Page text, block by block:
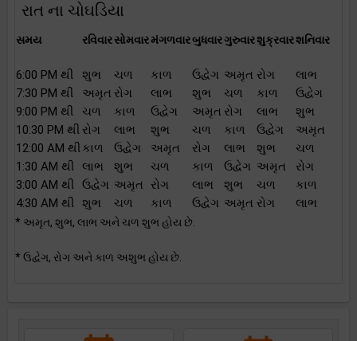
રાત ના ચોઘડિયા
સમય રવિવારસોમવારમંગળવારબુધવારગુરુવારશુક્રવારશનિવાર
6:00 PM થી શુભ ચળ કાળ ઉદ્વેગ અમૃત રોગ
લાભ
7:30 PM થી
અમૃત રોગ લાભ શુભ ચળ કાળ
ઉદ્વેગ
9:00 PM થી
ચળ કાળ ઉદ્વેગ અમૃત રોગ લાભ
શુભ
10:30 PM થી રોગ લાભ શુભ ચળ કાળ ઉદ્વેગ
અમૃત
12:00 AM થીકાળ ઉદ્વેગ અમૃત રોગ લાભ શુભ
ચળ
1:30 AM થી લાભ શુભ ચળ કાળ ઉદ્વેગ અમૃત
રોગ
3:00 AM થી ઉદ્વેગ અમૃત રોગ લાભ શુભ ચળ
કાળ
4:30 AM થી શુભ ચળ કાળ ઉદ્વેગ અમૃત રોગ લાભ
* અમૃત, શુભ, લાભ અને ચળ શુભ હોય છે.
* ઉદ્વેગ, રોગ અને કાળ અશુભ હોય છે.